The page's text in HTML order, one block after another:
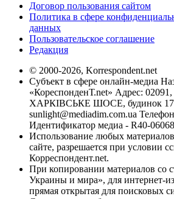
Договор пользования сайтом
Политика в сфере
данных
Пользовательское соглашение
Редакция
© 2000-2026, Korrespondent.net
Субъект в сфере онлайн-медиа
«КореспонденТ.net» Адрес: 02091,
ХАРКІВСЬКЕ ШОСЕ, будинок
sunlight@mediadim.com.ua
Идентификатор медиа - R40-06068
Использование любых
сайте, разрешается при условии
Корреспондент.net.
При копировании материалов со
Украины и мира», для интернет-
прямая открытая для поисковых